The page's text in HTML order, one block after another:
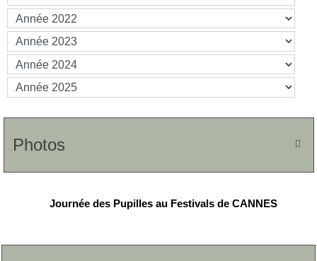

Photos
Journée des Pupilles au Festivals de CANNES